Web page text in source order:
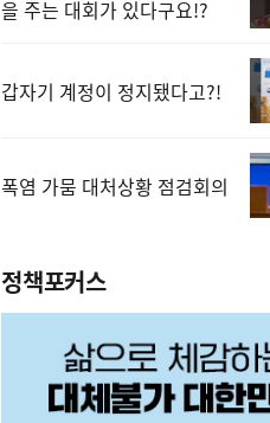
을 주는 대회가 있다구요!?
갑자기 계정이 정지됐다고?!
폭염 가뭄 대처상황 점검회의
정책포커스